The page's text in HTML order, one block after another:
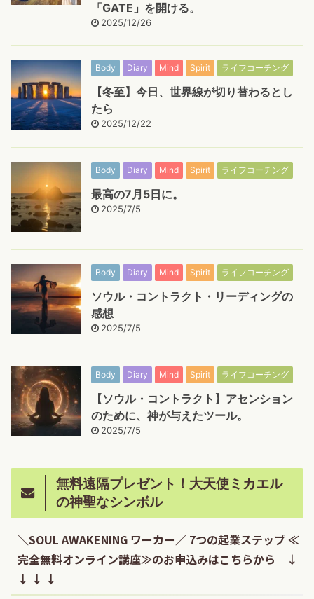
「GATE」を開ける。
2025/12/26
Body Diary Mind Spirit ライフコーチング
【冬至】今日、世界線が切り替わるとし
たら
2025/12/22
Body Diary Mind Spirit ライフコーチング
最高の7月5日に。
2025/7/5
Body Diary Mind Spirit ライフコーチング
ソウル・コントラクト・リーディングの
感想
2025/7/5
Body Diary Mind Spirit ライフコーチング
【ソウル・コントラクト】アセンション
のために、神が与えたツール。
2025/7/5
無料遠隔プレゼント！大天使ミカエル
の神聖なシンボル
＼SOUL AWAKENING ワーカー／ 7つの起業ステップ ≪
完全無料オンライン講座≫のお申込みはこちらから ↓
↓ ↓ ↓